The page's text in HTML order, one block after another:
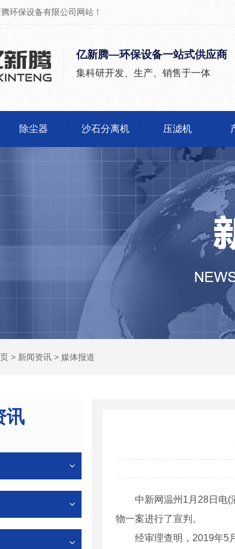
环保设备有限公司网站！
亿新腾—环保设备一站式供应商
集科研开发、生产、销售于一体
除尘器 沙石分离机 压滤机
河南锅炉除尘器
河南除尘器
河南沙石分离机
河南震动砂石分
河南砂石分离
> 新闻资讯 > 媒体报道
讯
中新网温州1月28日电(潘
物一案进行了宣判。
经审理查明，2019年5月